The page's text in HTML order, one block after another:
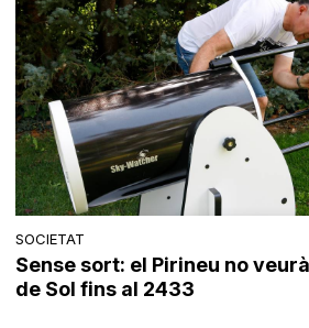
SOCIETAT
Sense sort: el Pirineu no
de Sol fins al 2433